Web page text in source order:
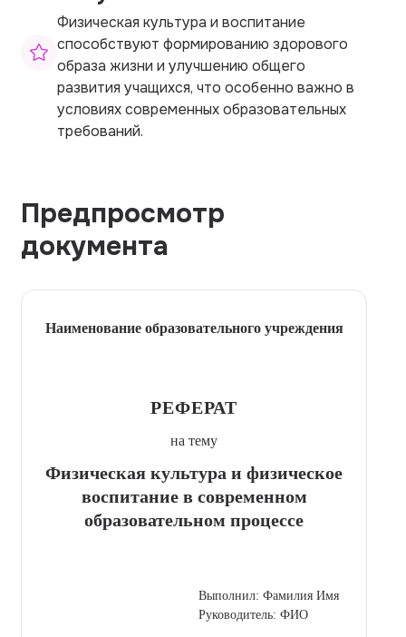
Физическая культура и воспитание
способствуют формированию здорового
образа жизни и улучшению общего
развития учащихся, что особенно важно в
условиях современных образовательных
требований.
Предпросмотр
документа
Наименование образовательного учреждения
РЕФЕРАТ
на тему
Физическая культура и физическое
воспитание в современном
образовательном процессе
Выполнил: Фамилия Имя
Руководитель: ФИО